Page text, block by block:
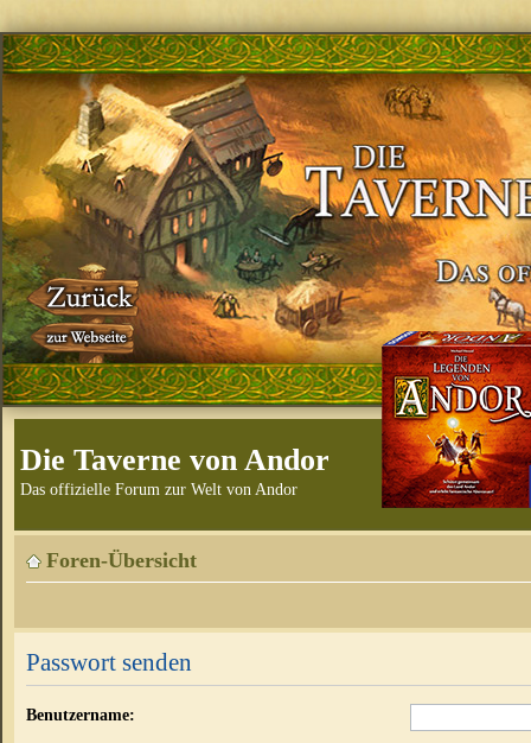
Die Taverne von Andor
Das offizielle Forum zur Welt von Andor
Foren-Übersicht
Passwort senden
Benutzername: